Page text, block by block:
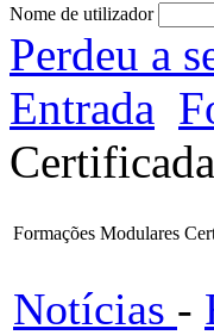
Nome de utilizador
Perdeu a
Entrada
Formações Modulares
Notícias -